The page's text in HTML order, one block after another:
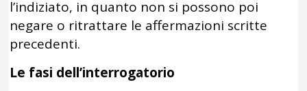
l’indiziato, in quanto non si possono poi
negare o ritrattare le affermazioni scritte
precedenti.
Le fasi dell’interrogatorio